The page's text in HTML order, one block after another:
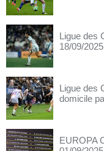
Ligue des
18/09/2025
Ligue des
domicile
EUROPA